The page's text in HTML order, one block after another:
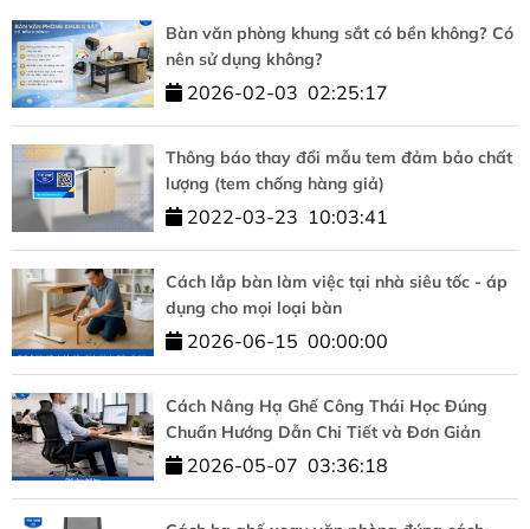
Bàn văn phòng khung sắt có bền không? Có
nên sử dụng không?
2026-02-03 02:25:17
Thông báo thay đổi mẫu tem đảm bảo chất
lượng (tem chống hàng giả)
2022-03-23 10:03:41
Cách lắp bàn làm việc tại nhà siêu tốc - áp
dụng cho mọi loại bàn
2026-06-15 00:00:00
Cách Nâng Hạ Ghế Công Thái Học Đúng
Chuẩn Hướng Dẫn Chi Tiết và Đơn Giản
2026-05-07 03:36:18